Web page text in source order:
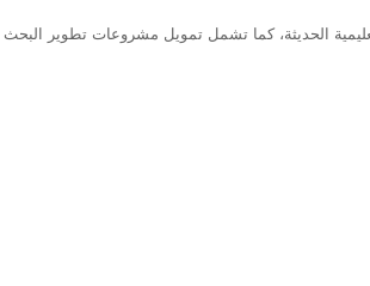
الحديثة، كما تشمل تمويل مشروعات تطوير